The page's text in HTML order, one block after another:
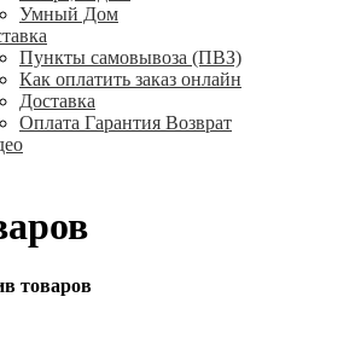
Умный Дом
Пункты самовывоза (ПВЗ)
Как оплатить заказ онлайн
Доставка
Оплата Гарантия Возврат
товаров